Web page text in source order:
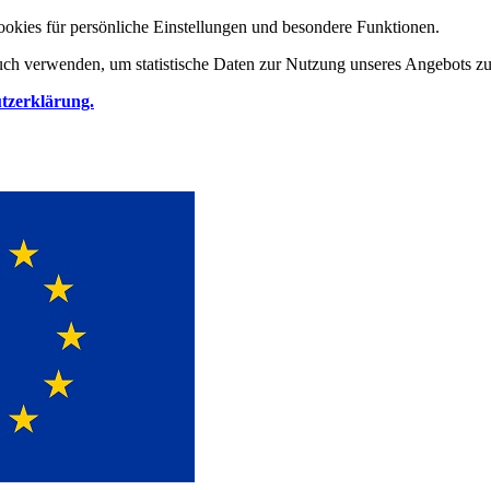
für persönliche Einstellungen und besondere Funktionen.
verwenden, um statistische Daten zur Nutzung unseres Angebots